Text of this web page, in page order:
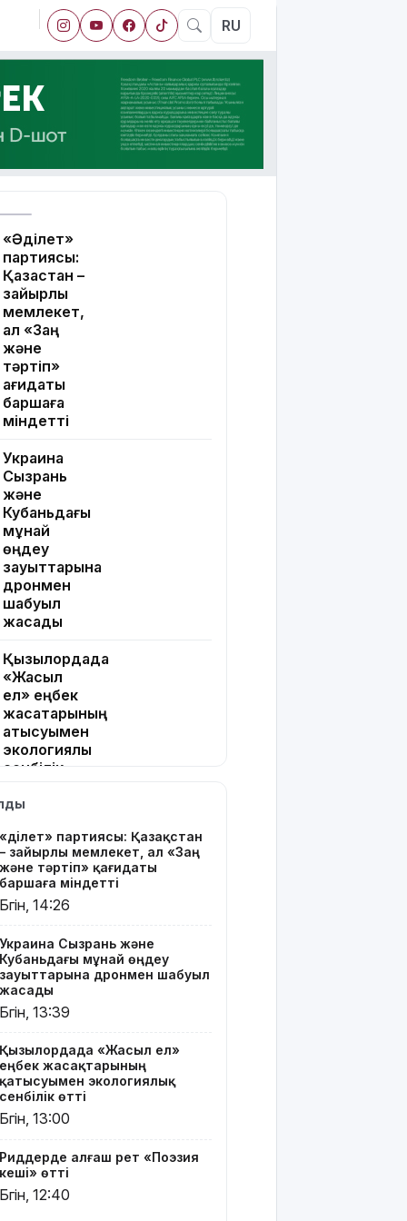
RU
«Әділет»
партиясы:
Қазақстан –
зайырлы
мемлекет,
ал «Заң
және
тәртіп»
қағидаты
баршаға
міндетті
Украина
Сызрань
және
Кубаньдағы
мұнай
өңдеу
зауыттарына
дронмен
шабуыл
жасады
Қызылордада
«Жасыл
ел» еңбек
жасақтарының
қатысуымен
экологиялық
сенбілік
алғаш рет
«Поэзия
кеші» өтті
"Қорғансыз
көп
болды":
Дариға
Бадықова
елге
айтпаған
құпиясын
жайып
салды
тікелей
эфирі үшін
Тараз
тұрғыны 5
«Әділет» партиясы: Қазақстан
– зайырлы мемлекет, ал «Заң
және тәртіп» қағидаты
баршаға міндетті
Бүгін, 14:26
Украина Сызрань және
Кубаньдағы мұнай өңдеу
зауыттарына дронмен шабуыл
жасады
Бүгін, 13:39
Қызылордада «Жасыл ел»
еңбек жасақтарының
қатысуымен экологиялық
сенбілік өтті
Бүгін, 13:00
Риддерде алғаш рет «Поэзия
кеші» өтті
Бүгін, 12:40